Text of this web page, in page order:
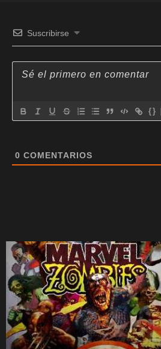
Suscribirse
{}
0 COMENTARIOS